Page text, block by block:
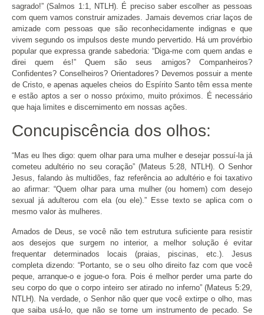
sagrado!” (Salmos 1:1, NTLH). É preciso saber escolher as pessoas
com quem vamos construir amizades. Jamais devemos criar laços de
amizade com pessoas que são reconhecidamente indignas e que
vivem segundo os impulsos deste mundo pervertido. Há um provérbio
popular que expressa grande sabedoria: “Diga-me com quem andas e
direi quem és!” Quem são seus amigos? Companheiros?
Confidentes? Conselheiros? Orientadores? Devemos possuir a mente
de Cristo, e apenas aqueles cheios do Espírito Santo têm essa mente
e estão aptos a ser o nosso próximo, muito próximos. É necessário
que haja limites e discernimento em nossas ações.
Concupiscência dos olhos:
“Mas eu lhes digo: quem olhar para uma mulher e desejar possuí-la já
cometeu adultério no seu coração” (Mateus 5:28, NTLH). O Senhor
Jesus, falando às multidões, faz referência ao adultério e foi taxativo
ao afirmar: “Quem olhar para uma mulher (ou homem) com desejo
sexual já adulterou com ela (ou ele).” Esse texto se aplica com o
mesmo valor às mulheres.
Amados de Deus, se você não tem estrutura suficiente para resistir
aos desejos que surgem no interior, a melhor solução é evitar
frequentar determinados locais (praias, piscinas, etc.). Jesus
completa dizendo: “Portanto, se o seu olho direito faz com que você
peque, arranque-o e jogue-o fora. Pois é melhor perder uma parte do
seu corpo do que o corpo inteiro ser atirado no inferno” (Mateus 5:29,
NTLH). Na verdade, o Senhor não quer que você extirpe o olho, mas
que saiba usá-lo, que não se torne um instrumento de pecado. Se